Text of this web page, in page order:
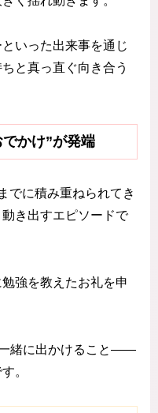
いった出来事を通じ
と真っ直ぐ向き合う
でかけ”が発端
でに積み重ねられてき
き出すエピソードで
強を教えたお礼を申
一緒に出かけること——
。